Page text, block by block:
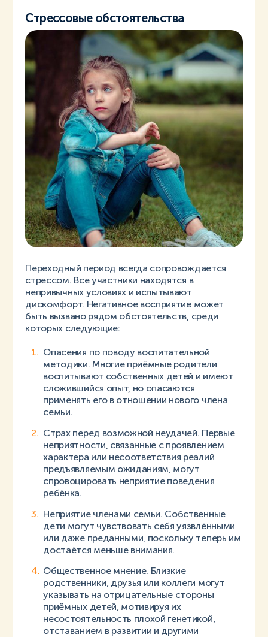
Стрессовые обстоятельства
Переходный период всегда сопровождается
стрессом. Все участники находятся в
непривычных условиях и испытывают
дискомфорт. Негативное восприятие может
быть вызвано рядом обстоятельств, среди
которых следующие:
Опасения по поводу воспитательной
методики. Многие приёмные родители
воспитывают собственных детей и имеют
сложившийся опыт, но опасаются
применять его в отношении нового члена
семьи.
Страх перед возможной неудачей. Первые
неприятности, связанные с проявлением
характера или несоответствия реалий
предъявляемым ожиданиям, могут
спровоцировать неприятие поведения
ребёнка.
Неприятие членами семьи. Собственные
дети могут чувствовать себя уязвлёнными
или даже преданными, поскольку теперь им
достаётся меньше внимания.
Общественное мнение. Близкие
родственники, друзья или коллеги могут
указывать на отрицательные стороны
приёмных детей, мотивируя их
несостоятельность плохой генетикой,
отставанием в развитии и другими